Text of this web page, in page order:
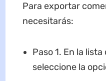
Para exportar
necesitarás:
Paso 1. En la
seleccione la